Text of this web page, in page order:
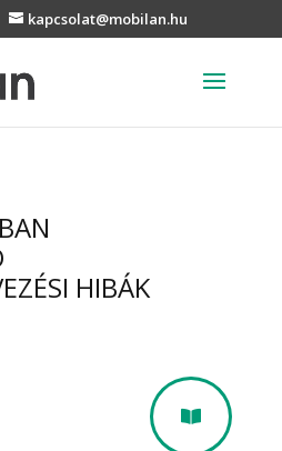
kapcsolat@mobilan.hu
HIBÁK
